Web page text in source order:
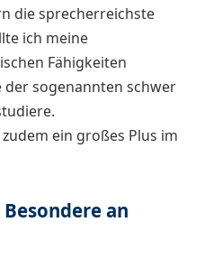
die sprecherreichste
ich meine
Fähigkeiten
der sogenannten schwer
ein großes Plus im
an